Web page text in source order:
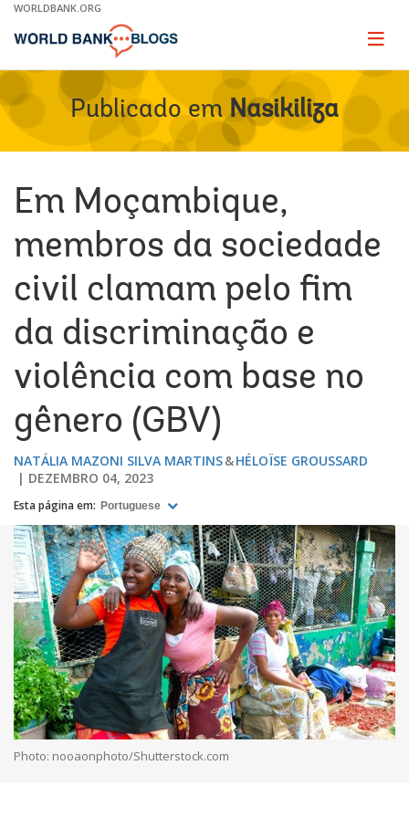
Skip
Main
WORLDBANK.ORG
Page
Publicado em Nasikiliza
Em Moçambique,
membros da sociedade
civil clamam pelo fim
da discriminação e
violência com base no
gênero (GBV)
NATÁLIA MAZONI SILVA MARTINS
HÉLOÏSE GROUSSARD
DEZEMBRO 04, 2023
Esta página em: Portuguese
Photo: nooaonphoto/Shutterstock.com